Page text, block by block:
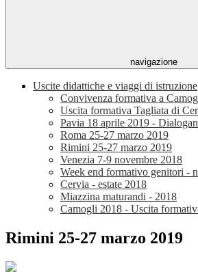
navigazione
Uscite didattiche e viaggi di istruzione
Convivenza formativa a
Uscita formativa Tagliata di
Pavia 18 aprile 2019 -
Roma 25-27 marzo 2019
Rimini 25-27 marzo 2019
Venezia 7-9 novembre 2018
Week end formativo genitori -
Cervia - estate 2018
Miazzina maturandi - 2018
Camogli 2018 - Uscita
Rimini 25-27 marzo 2019